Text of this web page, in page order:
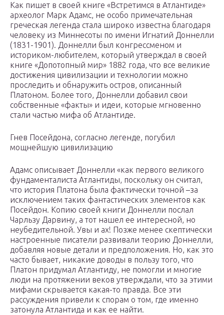
Как пишет в своей книге «Встретимся в Атлантиде»
археолог Марк Адамс, не особо примечательная
греческая легенда стала широко известна благодаря
человеку из Миннесоты по имени Игнатий Доннелли
(1831-1901). Доннелли был конгрессменом и
историком-любителем, который утверждал в своей
книге «Допотопный мир» 1882 года, что все великие
достижения цивилизации и технологии можно
проследить и обнаружить остров, описанный
Платоном. Более того, Доннелли добавил свои
собственные «факты» и идеи, которые мгновенно
стали частью мифа об Атлантиде.
Гнев Посейдона, согласно легенде, погубил
мощнейшую цивилизацию
Адамс описывает Доннелли «как первого великого
фундаменталиста Атлантиды, поскольку он считал,
что история Платона была фактически точной –за
исключением таких фантастических элементов как
Посейдон. Копию своей книги Доннелли послал
Чарльзу Дарвину, а тот нашел ее интересной, но
неубедительной. Увы и ах! Позже менее скептически
настроенные писатели развивали теорию Доннелли,
добавляя новые детали и предположения. Но, как это
часто бывает, никакие доводы в пользу того, что
Платон придумал Атлантиду, не помогли и многие
люди на протяжении веков утверждали, что за этими
мифами скрывается какая-то правда. Все эти
рассуждения привели к спорам о том, где именно
затонула Атлантида и как ее найти.